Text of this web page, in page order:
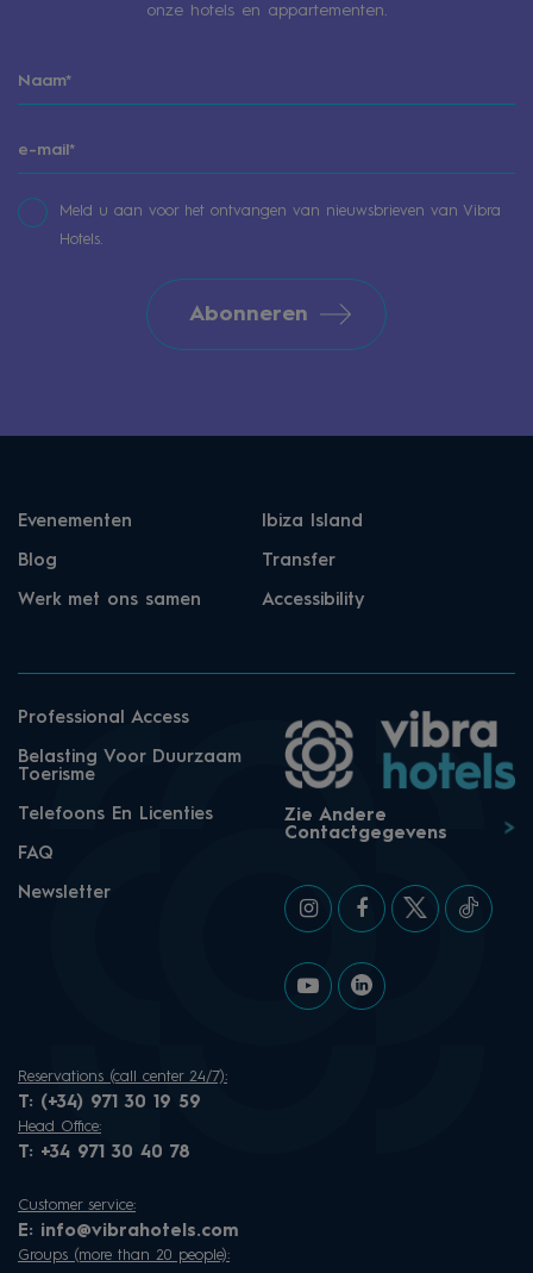
onze hotels en appartementen.
Meld u aan voor het ontvangen van nieuwsbrieven van Vibra
Hotels.
Abonneren
Evenementen Ibiza Island
Blog Transfer
Werk met ons samen Accessibility
Professional Access
Belasting Voor Duurzaam
Toerisme
Telefoons En Licenties
FAQ
Newsletter
Zie Andere
Contactgegevens
Reservations (call center 24/7):
T: (+34) 971 30 19 59
Head Office:
T: +34 971 30 40 78
Customer service:
E: info@vibrahotels.com
Groups (more than 20 people):